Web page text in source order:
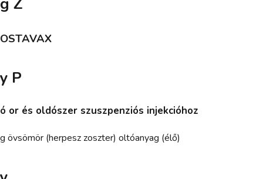
OSTAVAX
y P
ó or és oldószer szuszpenziós injekcióhoz
g övsömör (herpesz zoszter) oltóanyag (élő)